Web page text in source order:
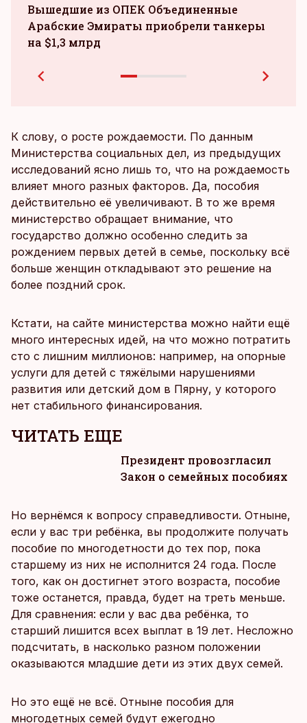
Вышедшие из ОПЕК Объединенные
Арабские Эмираты приобрели танкеры
на $1,3 млрд
К слову, о росте рождаемости. По данным
Министерства социальных дел, из предыдущих
исследований ясно лишь то, что на рождаемость
влияет много разных факторов. Да, пособия
действительно её увеличивают. В то же время
министерство обращает внимание, что
государство должно особенно следить за
рождением первых детей в семье, поскольку всё
больше женщин откладывают это решение на
более поздний срок.
Кстати, на сайте министерства можно найти ещё
много интересных идей, на что можно потратить
сто с лишним миллионов: например, на опорные
услуги для детей с тяжёлыми нарушениями
развития или детский дом в Пярну, у которого
нет стабильного финансирования.
ЧИТАТЬ ЕЩЕ
Президент провозгласил
Закон о семейных пособиях
Но вернёмся к вопросу справедливости. Отныне,
если у вас три ребёнка, вы продолжите получать
пособие по многодетности до тех пор, пока
старшему из них не исполнится 24 года. После
того, как он достигнет этого возраста, пособие
тоже останется, правда, будет на треть меньше.
Для сравнения: если у вас два ребёнка, то
старший лишится всех выплат в 19 лет. Несложно
подсчитать, в насколько разном положении
оказываются младшие дети из этих двух семей.
Но это ещё не всё. Отныне пособия для
многодетных семей будут ежегодно